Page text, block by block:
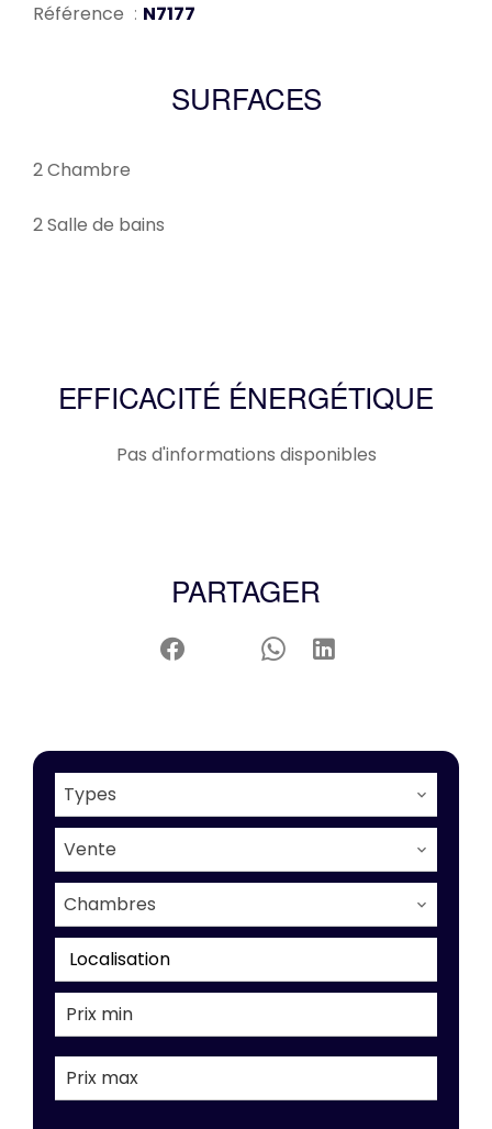
Référence N7177
SURFACES
2 Chambre
2 Salle de bains
EFFICACITÉ ÉNERGÉTIQUE
Pas d'informations disponibles
PARTAGER
Types
Vente
Chambres
Localisation